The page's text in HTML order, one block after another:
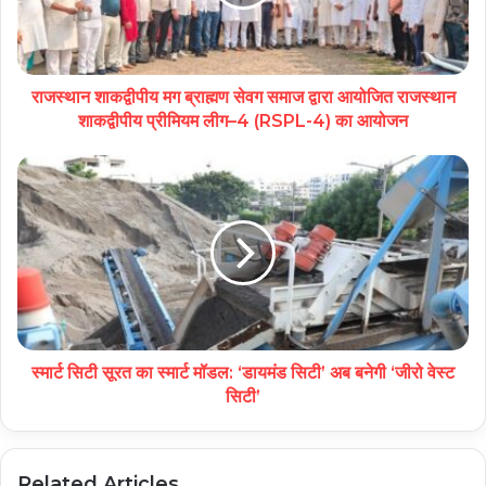
राजस्थान शाकद्वीपीय मग ब्राह्मण सेवग समाज द्वारा आयोजित राजस्थान
शाकद्वीपीय प्रीमियम लीग–4 (RSPL-4) का आयोजन
स्मार्ट सिटी सूरत का स्मार्ट मॉडल: ‘डायमंड सिटी’ अब बनेगी ‘जीरो वेस्ट
सिटी’